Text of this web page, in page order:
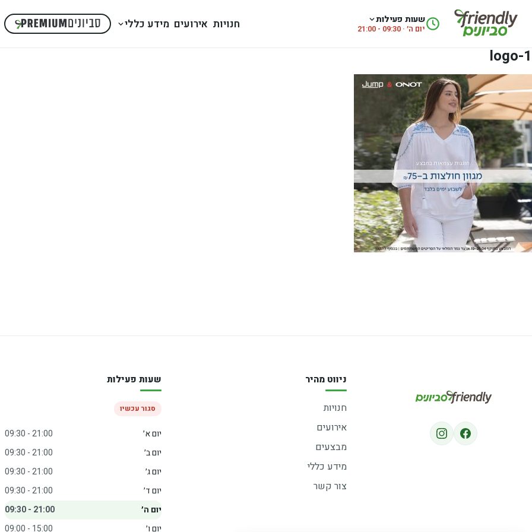
שעות פעילות
יום ה׳ · 09:30 - 21:00 חנויות אירועים מידע כללי
logo-1
ניווט מהיר
חנויות
אירועים
מבצעים
מידע כללי
צור קשר
שעות פעילות
סגור עכשיו
יום א׳
09:30 - 21:00
יום ב׳
09:30 - 21:00
יום ג׳
09:30 - 21:00
יום ד׳
09:30 - 21:00
יום ה׳
09:30 - 21:00
יום ו׳
09:00 - 15:00